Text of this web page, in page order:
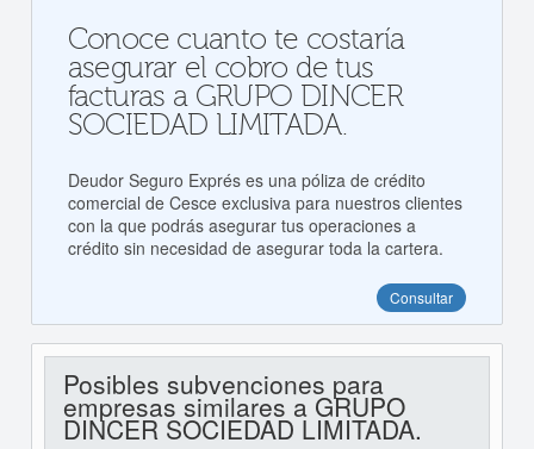
Conoce cuanto te costaría
asegurar el cobro de tus
facturas a GRUPO DINCER
SOCIEDAD LIMITADA.
Deudor Seguro Exprés es una póliza de crédito
comercial de Cesce exclusiva para nuestros clientes
con la que podrás asegurar tus operaciones a
crédito sin necesidad de asegurar toda la cartera.
Consultar
Posibles subvenciones para
empresas similares a GRUPO
DINCER SOCIEDAD LIMITADA.